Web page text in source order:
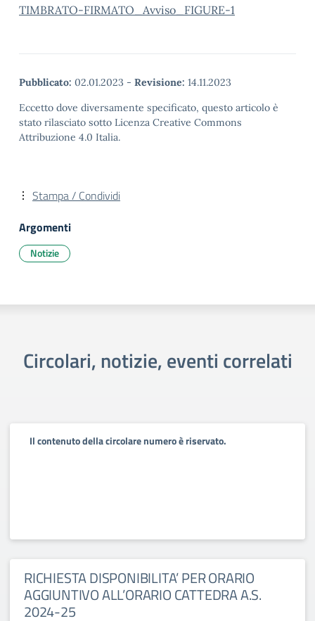
TIMBRATO-FIRMATO_Avviso_FIGURE-1
Pubblicato: 02.01.2023 - Revisione: 14.11.2023
Eccetto dove diversamente specificato, questo articolo è
stato rilasciato sotto Licenza Creative Commons
Attribuzione 4.0 Italia.
Stampa / Condividi
Argomenti
Notizie
Circolari, notizie, eventi correlati
Il contenuto della circolare numero è riservato.
RICHIESTA DISPONIBILITA’ PER ORARIO
AGGIUNTIVO ALL’ORARIO CATTEDRA A.S.
2024-25